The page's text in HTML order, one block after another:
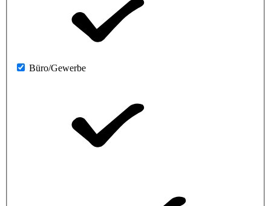
Büro/Gewerbe